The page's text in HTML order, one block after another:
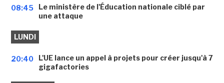
08:45
Le ministère de l'Éducation nationale ciblé par
une attaque
LUNDI
20:40
L'UE lance un appel à projets pour créer jusqu'à 7
gigafactories